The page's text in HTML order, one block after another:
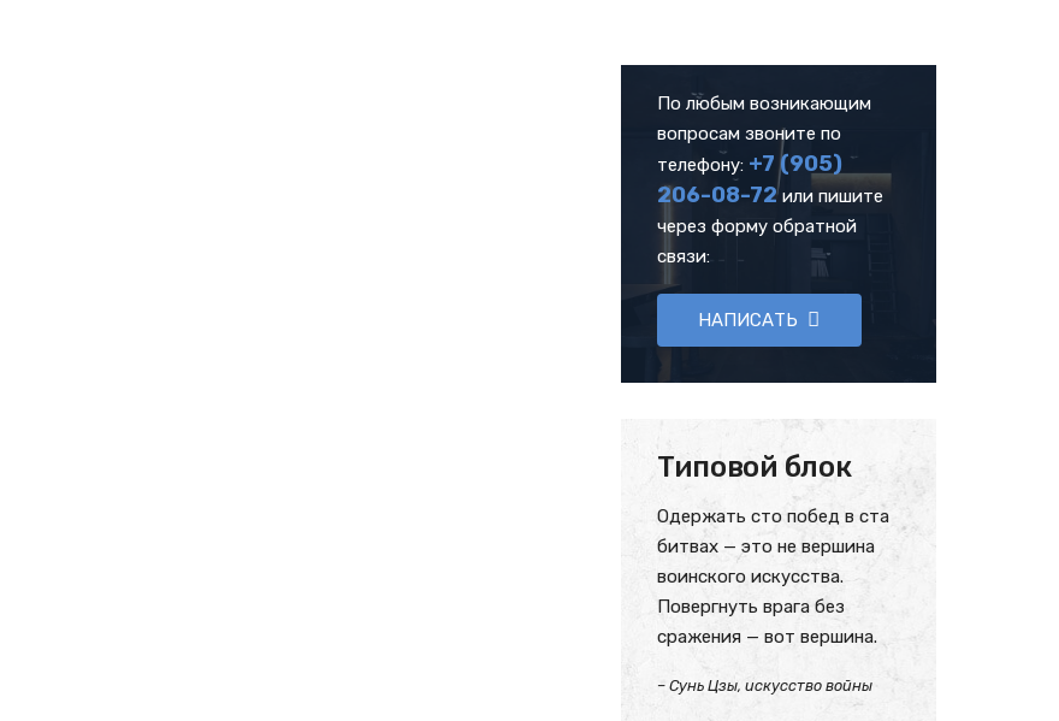
По любым возникающим
вопросам звоните по
телефону: +7 (905)
206-08-72или пишите
через форму обратной
связи:
НАПИСАТЬ
Типовой блок
Одержать сто побед в ста
битвах — это не вершина
воинского искусства.
Повергнуть врага без
сражения — вот вершина.
– Сунь Цзы, искусство войны